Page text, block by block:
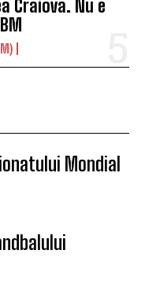
Craiova. Nu e
Mondial